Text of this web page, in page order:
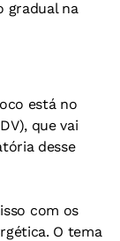
gradual na
está no
que vai
desse
com os
O tema